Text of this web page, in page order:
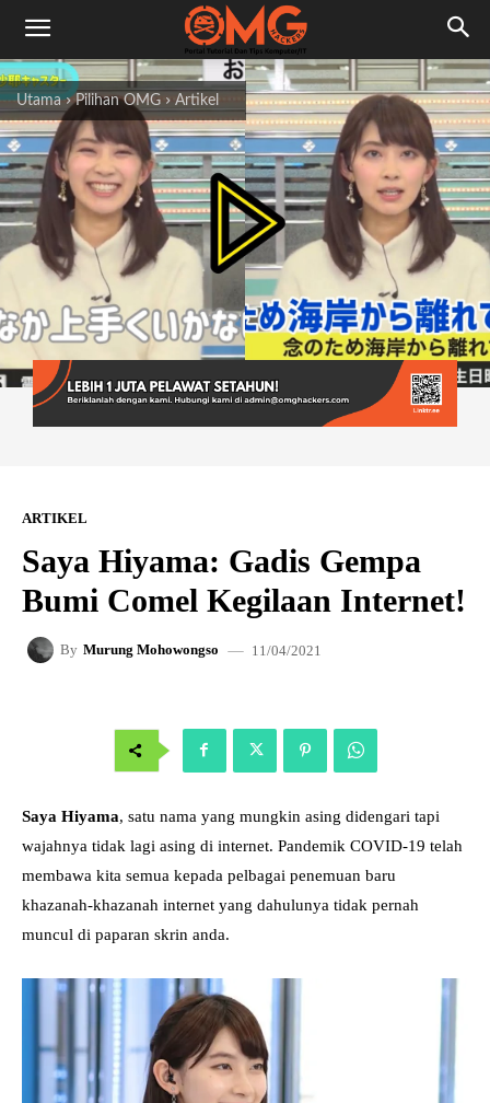
Utama Pilihan OMG Artikel
ARTIKEL
Saya Hiyama: Gadis Gempa
Bumi Comel Kegilaan Internet!
By Murung Mohowongso 11/04/2021
Saya Hiyama, satu nama yang mungkin asing didengari tapi
wajahnya tidak lagi asing di internet. Pandemik COVID-19 telah
membawa kita semua kepada pelbagai penemuan baru
khazanah-khazanah internet yang dahulunya tidak pernah
muncul di paparan skrin anda.